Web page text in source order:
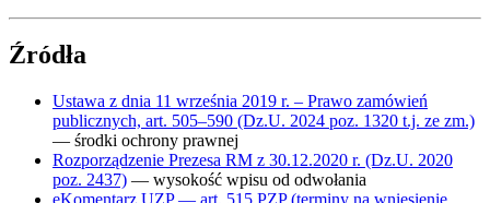
Źródła
Ustawa z dnia 11 września 2019 r. – Prawo zamówień
publicznych, art. 505–590 (Dz.U. 2024 poz. 1320 t.j. ze zm.)
— środki ochrony prawnej
Rozporządzenie Prezesa RM z 30.12.2020 r. (Dz.U. 2020
poz. 2437) — wysokość wpisu od odwołania